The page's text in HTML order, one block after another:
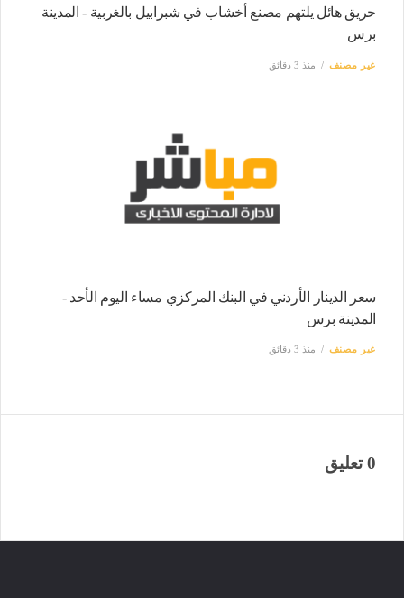
حريق هائل يلتهم مصنع أخشاب في شبرابيل بالغربية - المدينة
برس
غير مصنف منذ 3 دقائق
سعر الدينار الأردني في البنك المركزي مساء اليوم الأحد -
المدينة برس
غير مصنف منذ 3 دقائق
0 تعليق